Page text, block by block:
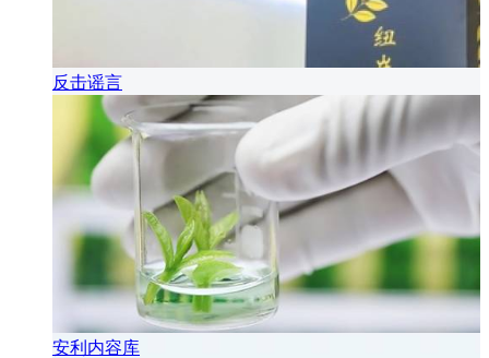
反击谣言
安利内容库